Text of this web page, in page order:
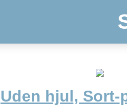
Uden hjul, Sort-